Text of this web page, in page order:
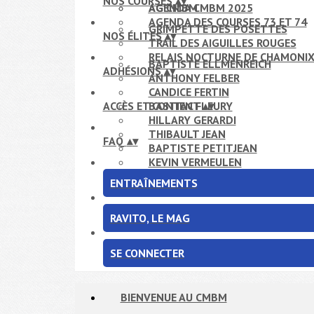
AG CMBM
AGENDA CMBM 2025
AGENDA DES COURSES 73 ET 74
GRIMPETTE DES POSETTES
TRAIL DES AIGUILLES ROUGES
RELAIS NOCTURNE DE CHAMONIX
NOS ÉLITES▴▾
BAPTISTE ELLMENREICH
ANTHONY FELBER
CANDICE FERTIN
BASTIEN FLEURY
HILLARY GERARDI
THIBAULT JEAN
BAPTISTE PETITJEAN
KEVIN VERMEULEN
ADHÉSIONS▴▾
ACCÈS ET CONTACT▴▾
FAQ ▴▾
ENTRAÎNEMENTS
RAVITO, LE MAG
SE CONNECTER
BIENVENUE AU CMBM